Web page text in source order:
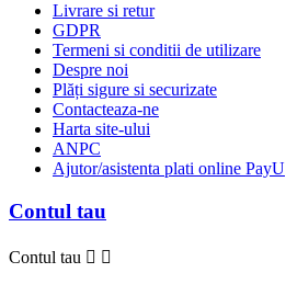
Livrare si retur
GDPR
Termeni si conditii de utilizare
Despre noi
Plăți sigure si securizate
Contacteaza-ne
Harta site-ului
ANPC
Ajutor/asistenta plati online PayU
Contul tau
Contul tau  